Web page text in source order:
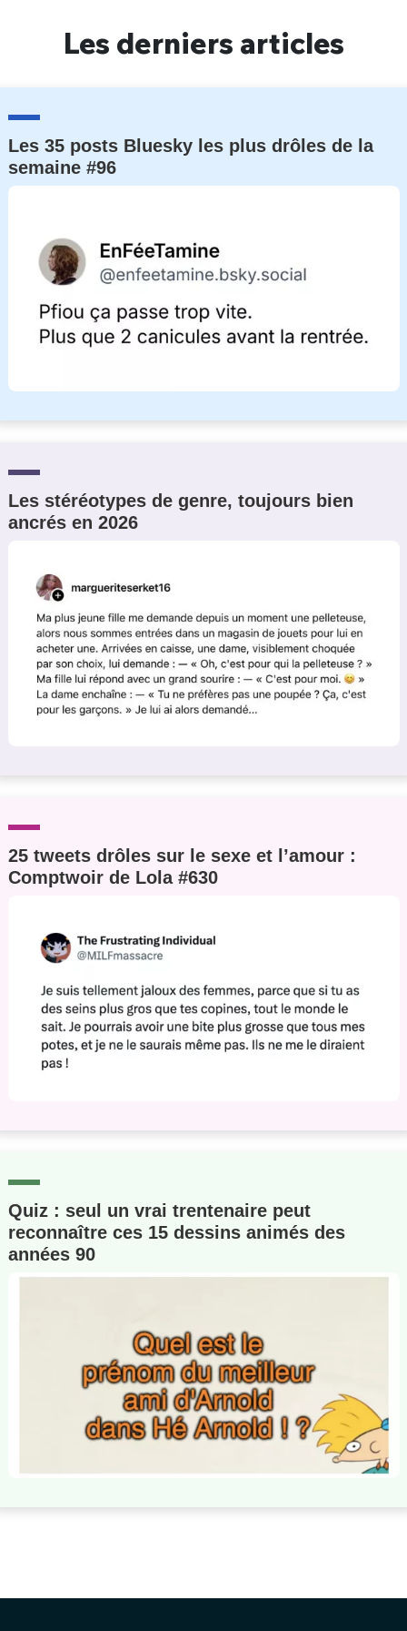
Les derniers articles
Les 35 posts Bluesky les plus drôles de la
semaine #96
Les stéréotypes de genre, toujours bien
ancrés en 2026
25 tweets drôles sur le sexe et l’amour :
Comptwoir de Lola #630
Quiz : seul un vrai trentenaire peut
reconnaître ces 15 dessins animés des
années 90
Un Thread